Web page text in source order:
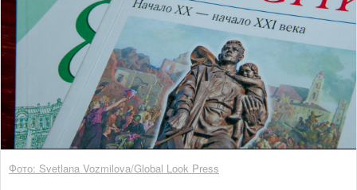
Фото: Svetlana Vozmilova/Global Look Press